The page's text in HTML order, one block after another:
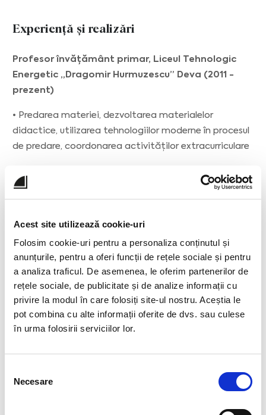
Acest site utilizează cookie-uri
Folosim cookie-uri pentru a personaliza conținutul și
anunțurile, pentru a oferi funcții de rețele sociale și pentru
a analiza traficul. De asemenea, le oferim partenerilor de
rețele sociale, de publicitate și de analize informații cu
privire la modul în care folosiți site-ul nostru. Aceștia le
pot combina cu alte informații oferite de dvs. sau culese
în urma folosirii serviciilor lor.
consimțământului
Necesare
Experiență și realizări
Profesor învățământ primar, Liceul Tehnologic
Energetic „Dragomir Hurmuzescu” Deva (2011 -
prezent)
• Predarea materiei, dezvoltarea materialelor
didactice, utilizarea tehnologiilor moderne în procesul
de predare, coordonarea activităților extracurriculare
Hurmuzescu” Deva (2004 - 2011)
programelor educaționale, organizarea activităților
școlare, colaborarea cu părinții și comunitatea
școlară, sprijinirea elevilor cu nevoi speciale